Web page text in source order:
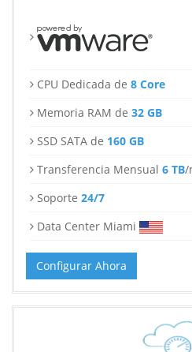
CPU Dedicada de 8 Core
Memoria RAM de 32 GB
SSD SATA de 160 GB
Transferencia Mensual 6 TB/
Soporte 24/7
Data Center Miami
Configurar Ahora